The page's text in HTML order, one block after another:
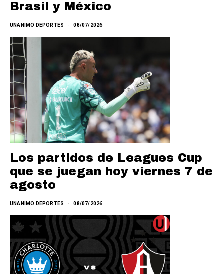
Brasil y México
UNANIMO DEPORTES 08/07/2026
Los partidos de Leagues Cup
que se juegan hoy viernes 7 de
agosto
UNANIMO DEPORTES 08/07/2026